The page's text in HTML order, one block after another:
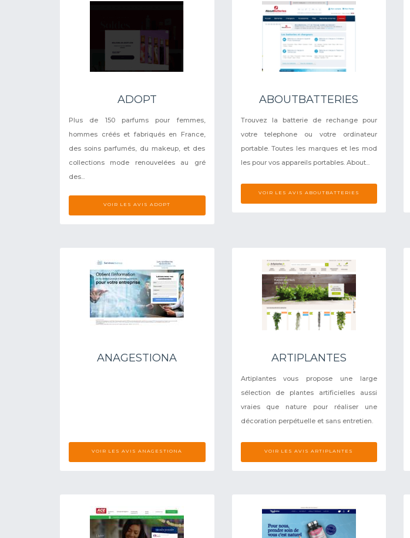
ADOPT
Plus de 150 parfums pour femmes,
hommes créés et fabriqués en France,
des soins parfumés, du makeup, et des
collections mode renouvelées au gré
des...
VOIR LES AVIS ADOPT
ABOUTBATTERIES
Trouvez la batterie de rechange pour
votre telephone ou votre ordinateur
portable. Toutes les marques et les mod
les pour vos appareils portables. About...
VOIR LES AVIS ABOUTBATTERIES
ANAGESTIONA
VOIR LES AVIS ANAGESTIONA
ARTIPLANTES
Artiplantes vous propose une large
sélection de plantes artificielles aussi
vraies que nature pour réaliser une
décoration perpétuelle et sans entretien.
VOIR LES AVIS ARTIPLANTES